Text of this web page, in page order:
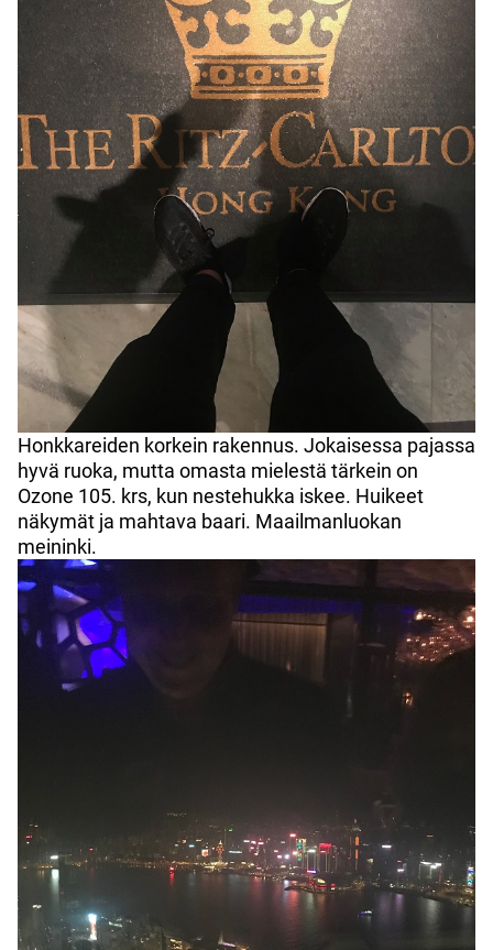
Honkkareiden korkein rakennus. Jokaisessa pajassa
hyvä ruoka, mutta omasta mielestä tärkein on
Ozone 105. krs, kun nestehukka iskee. Huikeet
näkymät ja mahtava baari. Maailmanluokan
meininki.